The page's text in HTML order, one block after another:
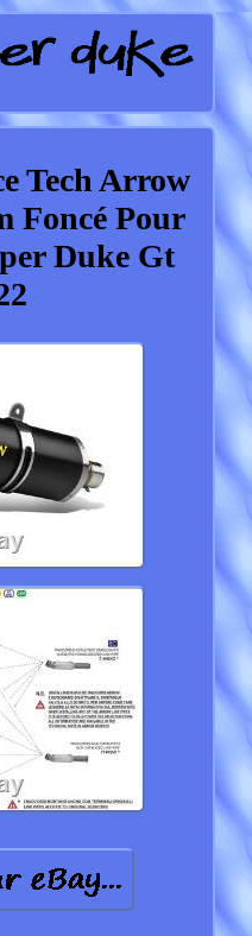
Tech Arrow
Foncé Pour
Duke Gt